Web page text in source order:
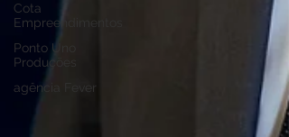
Cota
Empreendimentos
Ponto Uno
Produções
agência Fever